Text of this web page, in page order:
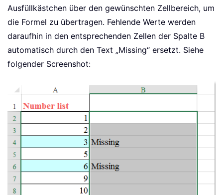
Ausfüllkästchen über den gewünschten Zellbereich, um
die Formel zu übertragen. Fehlende Werte werden
daraufhin in den entsprechenden Zellen der Spalte B
automatisch durch den Text „Missing“ ersetzt. Siehe
folgender Screenshot: